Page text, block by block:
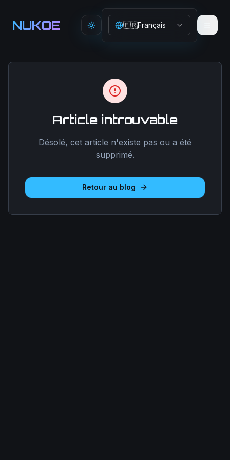
NUKOE Toggle theme
🇫🇷Français
Article introuvable
Désolé, cet article n'existe pas ou a été
supprimé.
Retour au blog